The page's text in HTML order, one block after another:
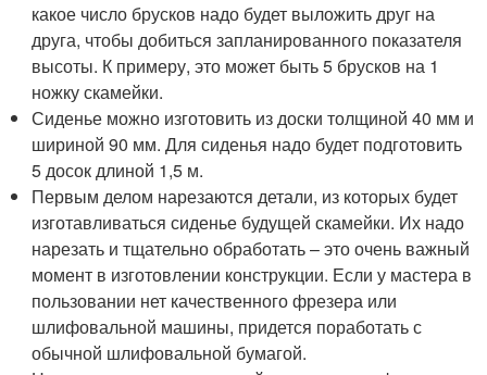
какое число брусков надо будет выложить друг на
друга, чтобы добиться запланированного показателя
высоты. К примеру, это может быть 5 брусков на 1
ножку скамейки.
Сиденье можно изготовить из доски толщиной 40 мм и
шириной 90 мм. Для сиденья надо будет подготовить
5 досок длиной 1,5 м.
Первым делом нарезаются детали, из которых будет
изготавливаться сиденье будущей скамейки. Их надо
нарезать и тщательно обработать – это очень важный
момент в изготовлении конструкции. Если у мастера в
пользовании нет качественного фрезера или
шлифовальной машины, придется поработать с
обычной шлифовальной бумагой.